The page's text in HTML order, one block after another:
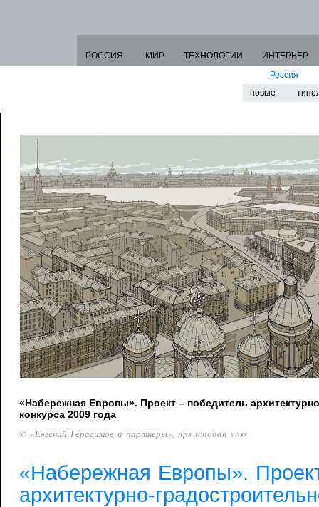
РОССИЯ МИР ТЕХНОЛОГИИ
ИНТЕРЬЕР
Россия
новые
«Набережная Европы». Проект – победитель
конкурса 2009 года
© «Евгений Герасимов и партнеры», nps tchoban voss
«Набережная Европы».
архитектурно-